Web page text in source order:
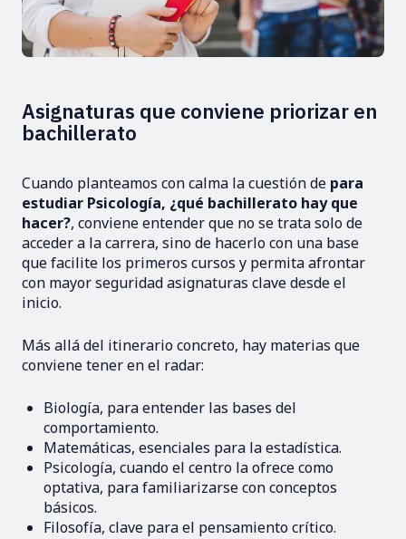
Asignaturas que conviene priorizar en
bachillerato
Cuando planteamos con calma la cuestión de para
estudiar Psicología, ¿qué bachillerato hay que
hacer?, conviene entender que no se trata solo de
acceder a la carrera, sino de hacerlo con una base
que facilite los primeros cursos y permita afrontar
con mayor seguridad asignaturas clave desde el
inicio.
Más allá del itinerario concreto, hay materias que
conviene tener en el radar:
Biología, para entender las bases del
comportamiento.
Matemáticas, esenciales para la estadística.
Psicología, cuando el centro la ofrece como
optativa, para familiarizarse con conceptos
básicos.
Filosofía, clave para el pensamiento crítico.